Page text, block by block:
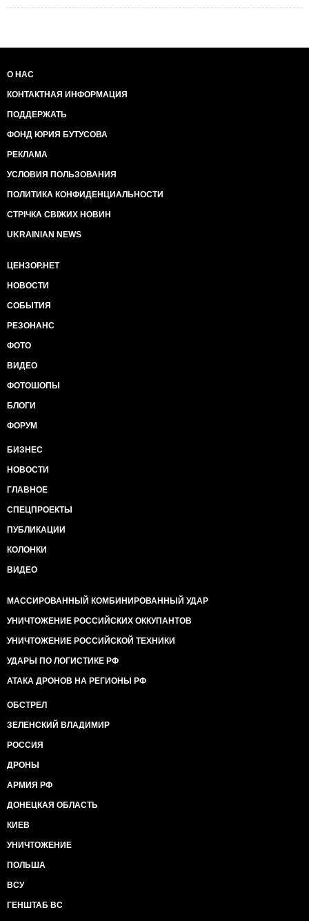
О НАС
КОНТАКТНАЯ ИНФОРМАЦИЯ
ПОДДЕРЖАТЬ
ФОНД ЮРИЯ БУТУСОВА
РЕКЛАМА
УСЛОВИЯ ПОЛЬЗОВАНИЯ
ПОЛИТИКА КОНФИДЕНЦИАЛЬНОСТИ
СТРІЧКА СВІЖИХ НОВИН
UKRAINIAN NEWS
ЦЕНЗОР.НЕТ
НОВОСТИ
СОБЫТИЯ
РЕЗОНАНС
ФОТО
ВИДЕО
ФОТОШОПЫ
БЛОГИ
ФОРУМ
БИЗНЕС
НОВОСТИ
ГЛАВНОЕ
СПЕЦПРОЕКТЫ
ПУБЛИКАЦИИ
КОЛОНКИ
ВИДЕО
МАССИРОВАННЫЙ КОМБИНИРОВАННЫЙ УДАР
УНИЧТОЖЕНИЕ РОССИЙСКИХ ОККУПАНТОВ
УНИЧТОЖЕНИЕ РОССИЙСКОЙ ТЕХНИКИ
УДАРЫ ПО ЛОГИСТИКЕ РФ
АТАКА ДРОНОВ НА РЕГИОНЫ РФ
ОБСТРЕЛ
ЗЕЛЕНСКИЙ ВЛАДИМИР
РОССИЯ
ДРОНЫ
АРМИЯ РФ
ДОНЕЦКАЯ ОБЛАСТЬ
КИЕВ
УНИЧТОЖЕНИЕ
ПОЛЬША
ВСУ
ГЕНШТАБ ВС